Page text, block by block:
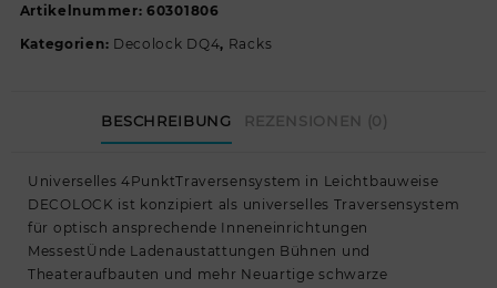
Artikelnummer: 60301806
Kategorien: Decolock DQ4, Racks
BESCHREIBUNG REZENSIONEN (0)
Universelles 4PunktTraversensystem in Leichtbauweise
DECOLOCK ist konzipiert als universelles Traversensystem
für optisch ansprechende Inneneinrichtungen
MessestÜnde Ladenaustattungen Bühnen und
Theateraufbauten und mehr Neuartige schwarze